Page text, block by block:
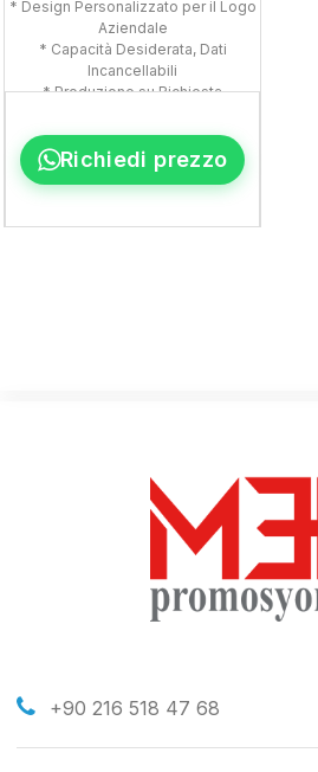
* Design Personalizzato per il Logo
Aziendale
* Capacità Desiderata, Dati
Incancellabili
* Produzione su Richiesta
Richiedi prezzo
+90 216 518 47 68